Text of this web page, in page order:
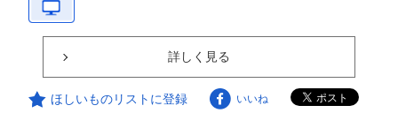
詳しく見る
ほしいものリストに登録 いいね